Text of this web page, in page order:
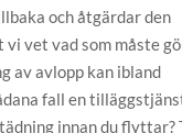
och åtgärdar den
vet vad som måste
av avlopp kan ibland
fall en
innan du flyttar?